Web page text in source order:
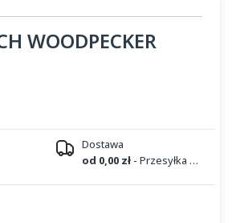
WOODPECKER
Dostawa
od 0,00 zł - Przesyłka kurierska DPD